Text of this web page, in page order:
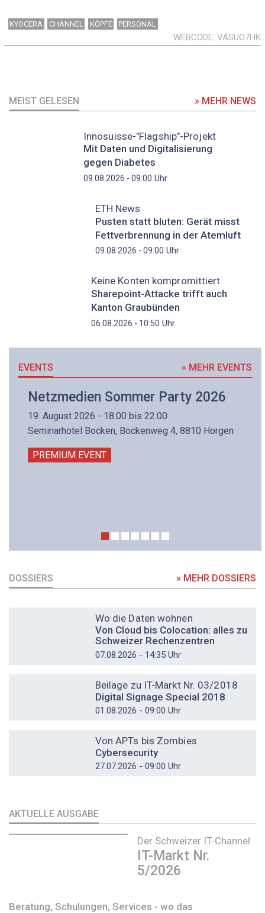
KYOCERA CHANNEL KÖPFE PERSONAL
WEBCODE VASUO7HK
MEIST GELESEN » MEHR NEWS
Innosuisse-"Flagship"-Projekt
Mit Daten und Digitalisierung
gegen Diabetes
09.08.2026 - 09:00 Uhr
ETH News
Pusten statt bluten: Gerät misst
Fettverbrennung in der Atemluft
09.08.2026 - 09:00 Uhr
Keine Konten kompromittiert
Sharepoint-Attacke trifft auch
Kanton Graubünden
06.08.2026 - 10:50 Uhr
EVENTS » MEHR EVENTS
Netzmedien Sommer Party 2026
19. August 2026 - 18:00 bis 22:00
Seminarhotel Bocken, Bockenweg 4, 8810 Horgen
PREMIUM EVENT
DOSSIERS » MEHR DOSSIERS
Wo die Daten wohnen
Von Cloud bis Colocation: alles zu
Schweizer Rechenzentren
07.08.2026 - 14:35 Uhr
Beilage zu IT-Markt Nr. 03/2018
Digital Signage Special 2018
01.08.2026 - 09:00 Uhr
Von APTs bis Zombies
Cybersecurity
27.07.2026 - 09:00 Uhr
AKTUELLE AUSGABE
Der Schweizer IT-Channel
IT-Markt Nr.
5/2026
Beratung, Schulungen, Services - wo das